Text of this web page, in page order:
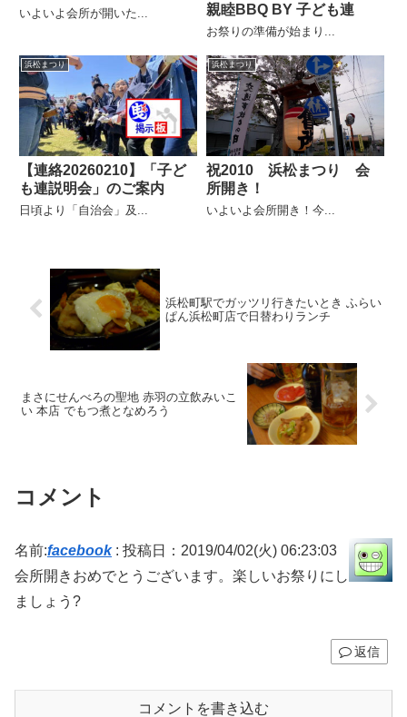
いよいよ会所が開いた...
親睦BBQ BY 子ども連
お祭りの準備が始まり...
浜松まつり
【連絡20260210】「子ど
も連説明会」のご案内
日頃より「自治会」及...
浜松まつり
祝2010 浜松まつり 会
所開き！
いよいよ会所開き！今...
浜松町駅でガッツリ行きたいとき ふらい
ぱん浜松町店で日替わりランチ
まさにせんべろの聖地 赤羽の立飲みいこ
い 本店 でもつ煮となめろう
コメント
名前:facebook: 投稿日：2019/04/02(火) 06:23:03
会所開きおめでとうございます。楽しいお祭りにし
ましょう?
返信
コメントを書き込む